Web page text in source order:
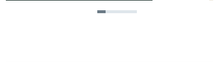
1 2 3 4